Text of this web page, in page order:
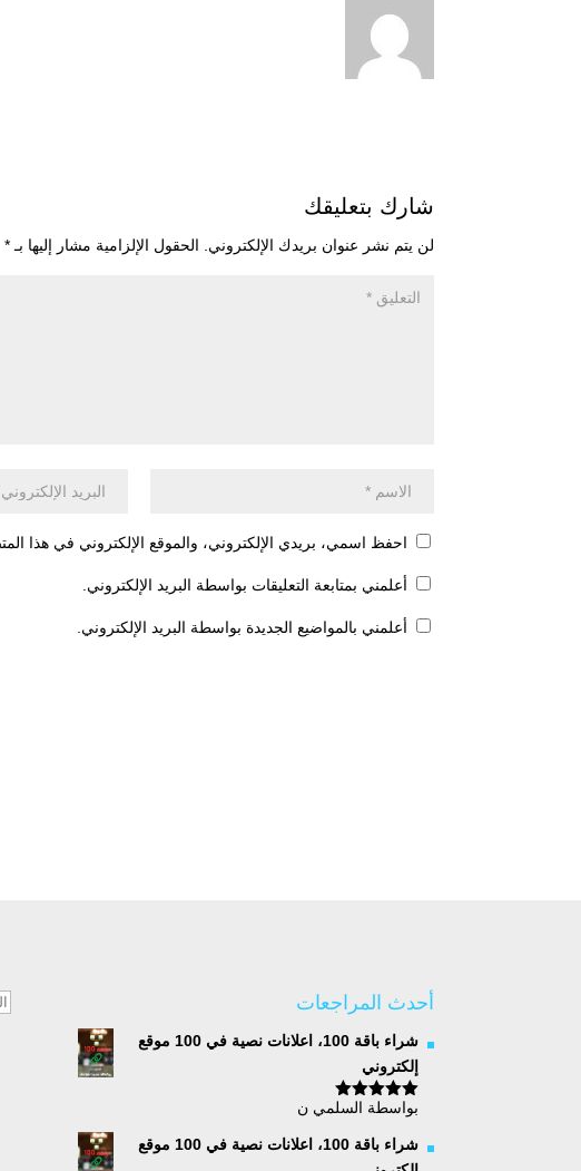
شارك بتعليقك
لن يتم نشر عنوان بريدك الإلكتروني. الحقول الإلزامية مشار إليها بـ *
احفظ اسمي، بريدي الإلكتروني، والموقع الإلكتروني في هذا
أعلمني بمتابعة التعليقات بواسطة البريد الإلكتروني.
أعلمني بالمواضيع الجديدة بواسطة البريد الإلكتروني.
أحدث المراجعات
شراء باقة 100، اعلانات نصية في 100 موقع
إلكتروني
تم التقييم5
بواسطة السلمي ن
شراء باقة 100، اعلانات نصية في 100 موقع